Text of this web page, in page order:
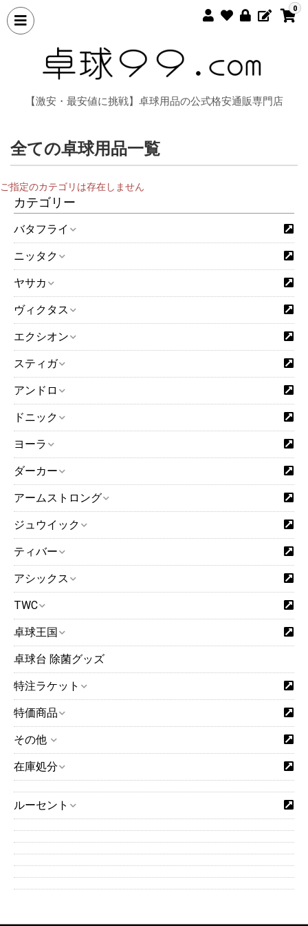
0
【激安・最安値に挑戦】卓球用品の公式格安通販専門店
カテゴリー
バタフライ
ニッタク
ヤサカ
ヴィクタス
エクシオン
スティガ
アンドロ
ドニック
ヨーラ
ダーカー
アームストロング
ジュウイック
ティバー
アシックス
TWC
卓球王国
卓球台 除菌グッズ
特注ラケット
特価商品
その他
在庫処分
ルーセント
全ての卓球用品一覧
ご指定のカテゴリは存在しません